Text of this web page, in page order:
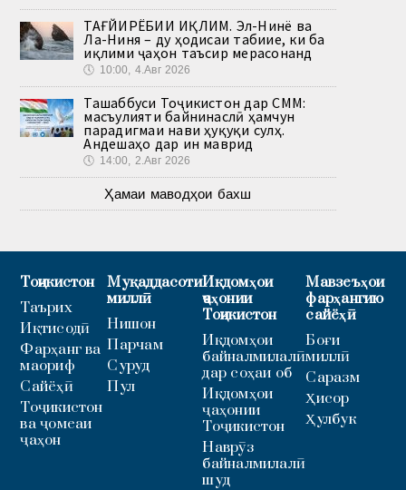
ТАҒЙИРЁБИИ ИҚЛИМ. Эл-Нинё ва
Ла-Ниня – ду ҳодисаи табиие, ки ба
иқлими ҷаҳон таъсир мерасонанд
🕔 10:00, 4.Авг 2026
Ташаббуси Тоҷикистон дар СММ:
масъулияти байнинаслӣ ҳамчун
парадигмаи нави ҳуқуқи сулҳ.
Андешаҳо дар ин маврид
🕔 14:00, 2.Авг 2026
Ҳамаи маводҳои бахш
Тоҷикистон
Таърих
Иқтисодӣ
Фарҳанг ва
маориф
Сайёҳӣ
Тоҷикистон
ва ҷомеаи
ҷаҳон
Муқаддасоти
миллӣ
Нишон
Парчам
Суруд
Пул
Иқдомҳои
ҷаҳонии
Тоҷикистон
Иқдомҳои
байналмилалӣ
дар соҳаи об
Иқдомҳои
ҷаҳонии
Тоҷикистон
Наврӯз
байналмилалӣ
шуд
Мавзеъҳои
фарҳангию
сайёҳӣ
Боғи
миллӣ
Саразм
Ҳисор
Ҳулбук